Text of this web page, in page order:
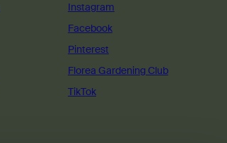
Instagram
Facebook
Pinterest
Florea Gardening Club
TikTok